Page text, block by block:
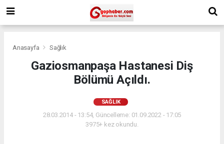
Anasayfa Sağlık
Gaziosmanpaşa Hastanesi Diş
Bölümü Açıldı.
SAĞLIK
28.03.2014 - 13:54, Güncelleme: 01.09.2022 - 17:05
3975+ kez okundu.